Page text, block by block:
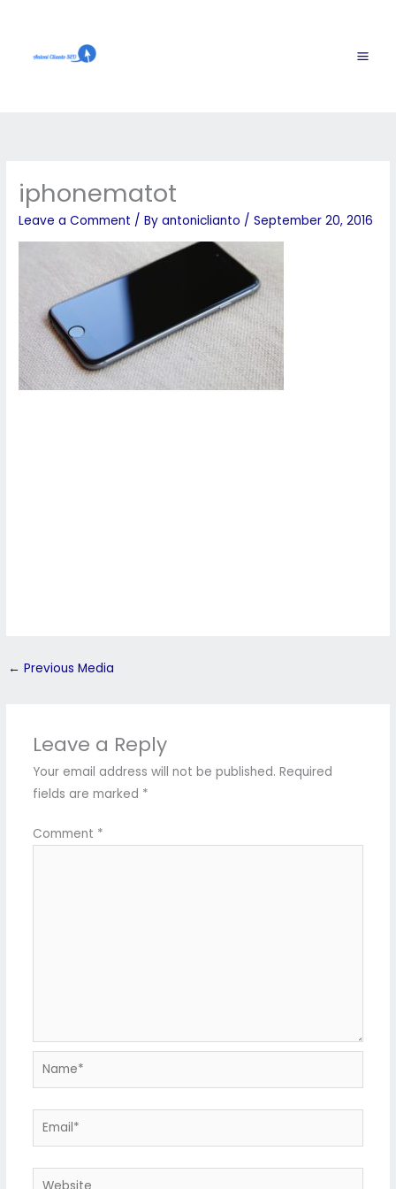
content
iphonematot
Leave a Comment / Byantoniclianto /September 20, 2016
← Previous Media
Leave a Reply
Your email address will not be published. Required
fields are marked *
Comment *
Name*
Email*
Website